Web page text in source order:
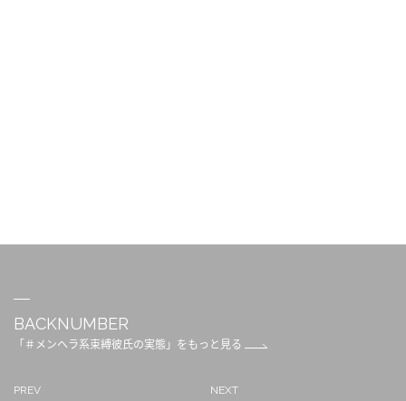
BACKNUMBER
「＃メンヘラ系束縛彼氏の実態」をもっと見る
PREV NEXT